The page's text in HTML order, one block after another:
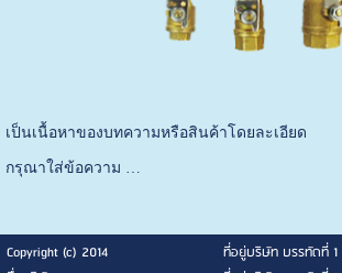
เป็นเนื้อหาของบทความหรือสินค้าโดยละเอียด
กรุณาใส่ข้อความ …
Copyright (c) 2014
ที่อยู่บริษัท บรรทัดที่ 1